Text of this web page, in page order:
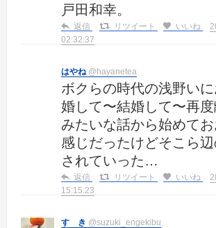
戸田和幸。
返信 リツイート いいね
02:32:37
はやね @hayanetea
ボクらの時代の浅野い
婚して〜結婚して〜再
みたいな話から始めて
感じだったけどそこら
されていった…
返信 リツイート いいね
15:15:23
すゞき @suzuki_engekibu